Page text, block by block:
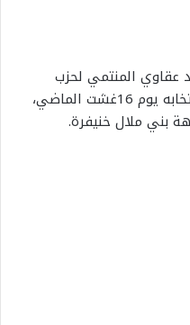
عقاوي المنتمي لحزب
التجمع الوطني للأحرار، قد أعيد انتخابه يوم 16غشت الماضي،
بني ملال خنيفرة.